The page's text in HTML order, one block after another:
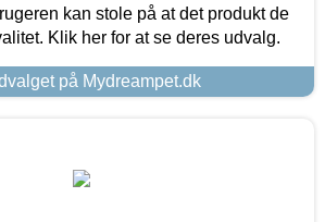
kan stole på at det produkt de
Klik her for at se deres udvalg.
på Mydreampet.dk